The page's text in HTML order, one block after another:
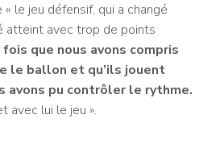
le jeu défensif, qui a changé
atteint avec trop de points
fois que nous avons compris
le ballon et qu’ils jouent
avons pu contrôler le rythme.
avec lui le jeu ».